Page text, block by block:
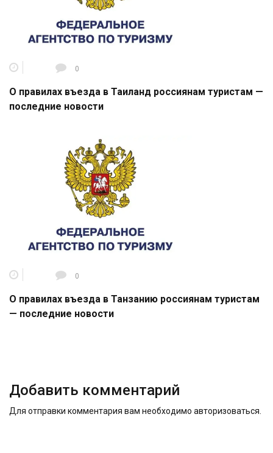
0
О правилах въезда в Таиланд россиянам туристам —
последние новости
0
О правилах въезда в Танзанию россиянам туристам
— последние новости
Добавить комментарий
Для отправки комментария вам необходимо авторизоваться